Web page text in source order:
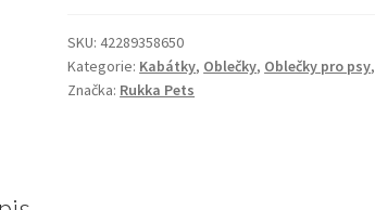
SKU:42289358650
Kategorie: Kabátky, Oblečky, Oblečky pro psy,
Značka: Rukka Pets